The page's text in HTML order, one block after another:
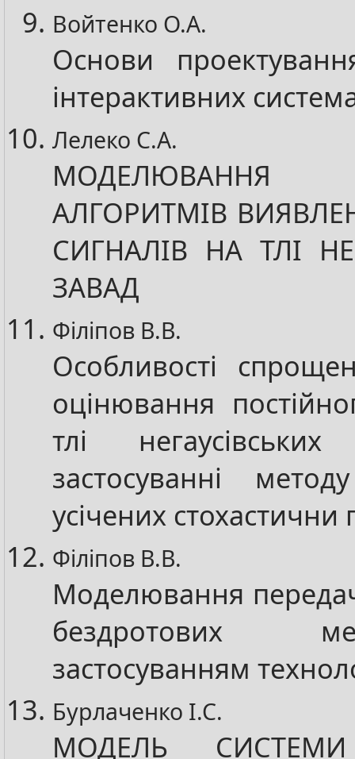
Войтенко О.А.
Основи
інтерактивних
Лелеко С.А.
АЛГОРИТМІВ
СИГНАЛІВ НА ТЛІ
ЗАВАД
Філіпов В.В.
Особливості
оцінювання
тлі
застосуванні
усічених стохастични
Філіпов В.В.
Моделювання
бездротових
застосуванням
Бурлаченко І.С.
МОДЕЛЬ